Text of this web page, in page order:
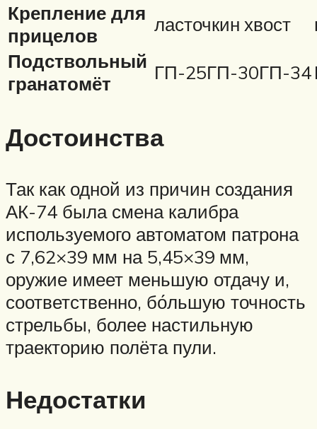
Крепление для
прицелов
ласточкин хвост
Подствольный
гранатомёт
ГП-25ГП-30ГП-34
Достоинства
Так как одной из причин создания
АК-74 была смена калибра
используемого автоматом патрона
с 7,62×39 мм на 5,45×39 мм,
оружие имеет меньшую отдачу и,
соответственно, бо́льшую точность
стрельбы, более настильную
траекторию полёта пули.
Недостатки